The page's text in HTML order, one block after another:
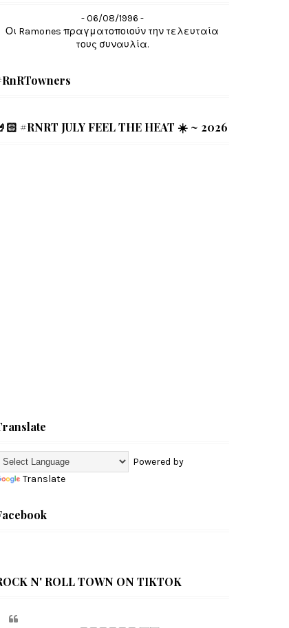
- 06/08/1996 -
Οι Ramones πραγματοποιούν την τελευταία
τους συναυλία.
#RNRT JULY FEEL THE HEAT ☀️ ~ 2026
Powered by
Translate
N' ROLL TOWN ON TIKTOK